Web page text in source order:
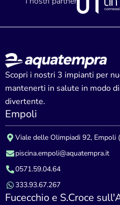
Scopri i nostri 3 impianti per
mantenerti in salute in modo
divertente.
Empoli
Viale delle Olimpiadi 92, Empoli
piscina.empoli@aquatempra.it
0571.59.04.64
333.93.67.267
Fucecchio e S.Croce